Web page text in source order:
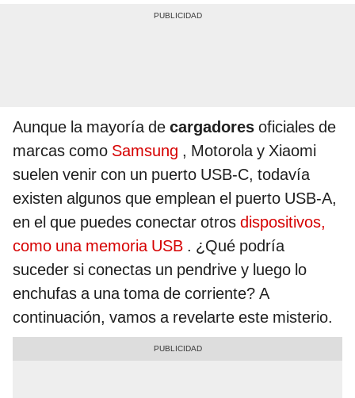
Aunque la mayoría de cargadores oficiales de
marcas como Samsung , Motorola y Xiaomi
suelen venir con un puerto USB-C, todavía
existen algunos que emplean el puerto USB-A,
en el que puedes conectar otros dispositivos,
como una memoria USB . ¿Qué podría
suceder si conectas un pendrive y luego lo
enchufas a una toma de corriente? A
continuación, vamos a revelarte este misterio.